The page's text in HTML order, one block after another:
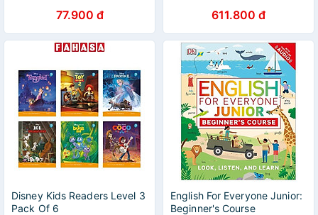
77.900 đ 611.800 đ
Disney Kids Readers Level 3
Pack Of 6
English For Everyone Junior:
Beginner's Course